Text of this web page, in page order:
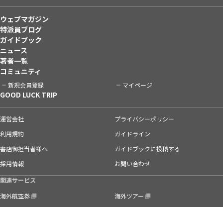
ウェブマガジン
特派員ブログ
ガイドブック
ニュース
著者一覧
コミュニティ
新規会員登録 マイページ
GOOD LUCK TRIP
運営会社
プライバシーポリシー
利用規約
ガイドライン
書店御担当者様へ
ガイドブックに投稿する
採用情報
お問い合わせ
関連サービス
海外航空券
海外ツアー